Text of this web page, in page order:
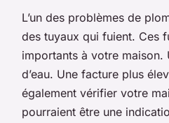
L’un des problèmes de
des tuyaux qui fuient. Ces
importants à votre
d’eau. Une facture plus
également vérifier votre
pourraient être une